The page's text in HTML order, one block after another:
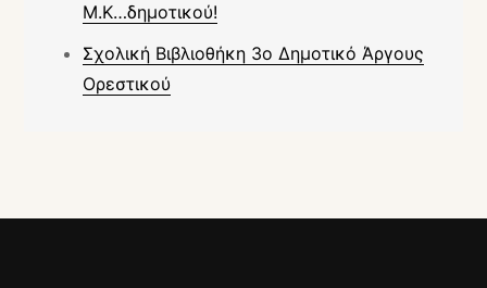
Μ.Κ…δημοτικού!
Σχολική Βιβλιοθήκη 3ο Δημοτικό Άργους
Ορεστικού